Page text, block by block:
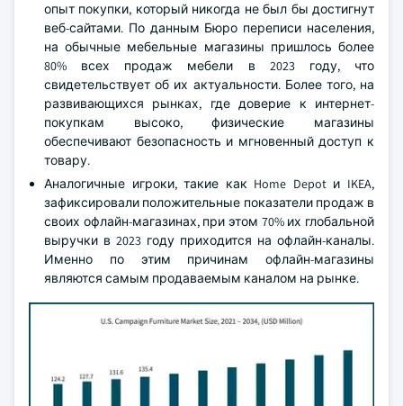
опыт покупки, который никогда не был бы достигнут
веб-сайтами. По данным Бюро переписи населения,
на обычные мебельные магазины пришлось более
80% всех продаж мебели в 2023 году, что
свидетельствует об их актуальности. Более того, на
развивающихся рынках, где доверие к интернет-
покупкам высоко, физические магазины
обеспечивают безопасность и мгновенный доступ к
товару.
Аналогичные игроки, такие как Home Depot и IKEA,
зафиксировали положительные показатели продаж в
своих офлайн-магазинах, при этом 70% их глобальной
выручки в 2023 году приходится на офлайн-каналы.
Именно по этим причинам офлайн-магазины
являются самым продаваемым каналом на рынке.